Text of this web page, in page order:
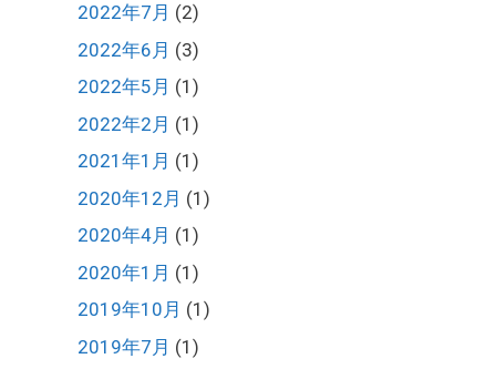
2022年7月 (2)
2022年6月 (3)
2022年5月 (1)
2022年2月 (1)
2021年1月 (1)
2020年12月 (1)
2020年4月 (1)
2020年1月 (1)
2019年10月 (1)
2019年7月 (1)